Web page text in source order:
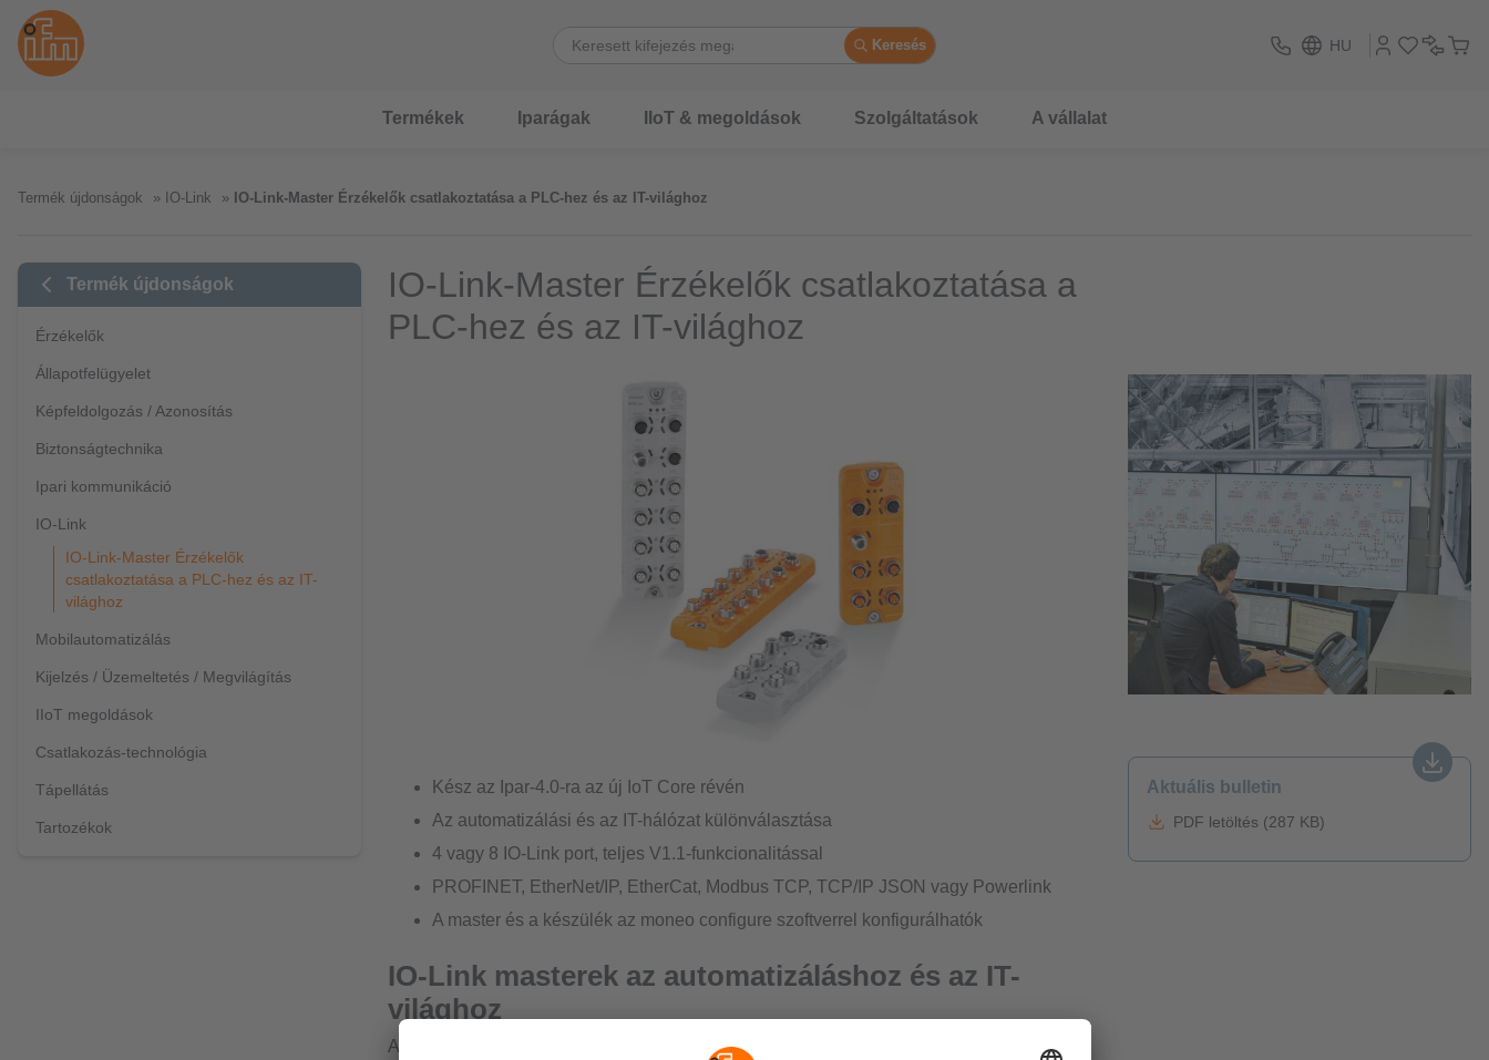
Keresés HU
Termékek Iparágak IIoT & megoldások Szolgáltatások A vállalat
Termék újdonságok IO-Link IO-Link-Master Érzékelők csatlakoztatása a PLC-hez és az IT-világhoz
Termék újdonságok
Érzékelők
Állapotfelügyelet
Képfeldolgozás / Azonosítás
Biztonságtechnika
Ipari kommunikáció
IO-Link
IO-Link-Master Érzékelők
csatlakoztatása a PLC-hez és az IT-
világhoz
Mobilautomatizálás
Kijelzés / Üzemeltetés / Megvilágítás
IIoT megoldások
Csatlakozás-technológia
Tápellátás
Tartozékok
IO-Link-Master Érzékelők csatlakoztatása a
PLC-hez és az IT-világhoz
Kész az Ipar-4.0-ra az új IoT Core révén
Az automatizálási és az IT-hálózat különválasztása
4 vagy 8 IO-Link port, teljes V1.1-funkcionalitással
PROFINET, EtherNet/IP, EtherCat, Modbus TCP, TCP/IP JSON vagy Powerlink
A master és a készülék az moneo configure szoftverrel konfigurálhatók
IO-Link masterek az automatizáláshoz és az IT-
világhoz
A decentrális IO-Link Master modulok gatewayként működnek az intelligens IO-Link
Aktuális bulletin
PDF letöltés (287 KB)